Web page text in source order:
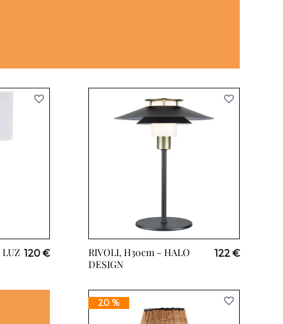
LUZ 120 € RIVOLI, H30cm - HALO
DESIGN
122 €
20 %